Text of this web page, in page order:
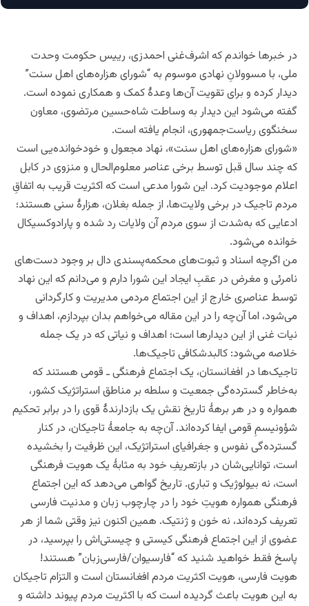
در خبرها خواندم که اشرف‌غنی احمدزی، رییس حکومت وحدت
ملی، با مسوولانِ نهادی موسوم به “شورای هزاره‌های اهل سنت”
دیدار کرده و برای تقویت آن‌ها وعدۀ کمک و همکاری نموده است.
گفته می‌شود این دیدار به وساطت شاه‌حسین مرتضوی، معاون
سخنگوی ریاست‌جمهوری، انجام یافته است.
«شورای هزاره‌های اهل سنت»، نهاد مجعول و خودخوانده‌یی است
که چند سال قبل توسط برخی عناصر معلوم‌الحال و منزوی در کابل
اعلام موجودیت کرد. این شورا مدعی است که اکثریت قریب به اتفاقِ
مردم تاجیک در برخی ولایت‌ها، از جمله بغلان، هزارۀ سنی هستند؛
ادعایی که به‌شدت از سوی مردم آن ولایات رد شده و پارادوکسیکال
خوانده می‌شود.
من اگرچه اسناد و ثبوت‌های محکمه‌پسندی دال بر وجود دست‌های
نامرئی و مغرض در عقبِ ایجاد این شورا دارم و می‌دانم که این نهاد
توسط عناصری خارج از این اجتماع مردمی مدیریت و کارگردانی
می‌شود، اما آن‌چه را در این مقاله می‌خواهم بدان بپردازم، اهداف و
نیات غنی از این دیدارها است؛ اهداف و نیاتی که در یک جمله
خلاصه می‌شود: کالبدشکافی تاجیک‌ها.
تاجیک‌ها در افغانستان، یک اجتماع فرهنگی ـ قومی هستند که
به‌خاطر گسترده‌گی جمعیت و سلطه بر مناطق استراتژیک کشور،
همواره و در هر برهۀ تاریخ نقش یک بازدارندۀ قوی را در برابر تحکیم
شؤونیسمِ قومی ایفا کرده‌اند. آن‌چه به جامعۀ تاجیکان، در کنار
گسترده‌گی نفوس و جغرافیای استراتژیک، این ظرفیت را بخشیده
است، توانایی‌شان در بازتعریفِ خود به مثابۀ یک هویت فرهنگی
است، نه بیولوژیک و تباری. تاریخ گواهی می‌دهد که این اجتماع
فرهنگی همواره هویتِ خود را در چارچوب زبان و مدنیت فارسی
تعریف کرده‌اند، نه خون و ژنتیک. همین اکنون نیز وقتی شما از هر
عضوی از این اجتماع فرهنگی کیستی و چیستی‌اش را بپرسید، در
پاسخ فقط خواهید شنید که “فارسیوان/فارسی‌زبان” هستند!
هویت فارسی، هویت اکثریت مردم افغانستان است و التزام تاجیکان
به این هویت باعث گردیده است که با اکثریت مردم پیوند داشته و